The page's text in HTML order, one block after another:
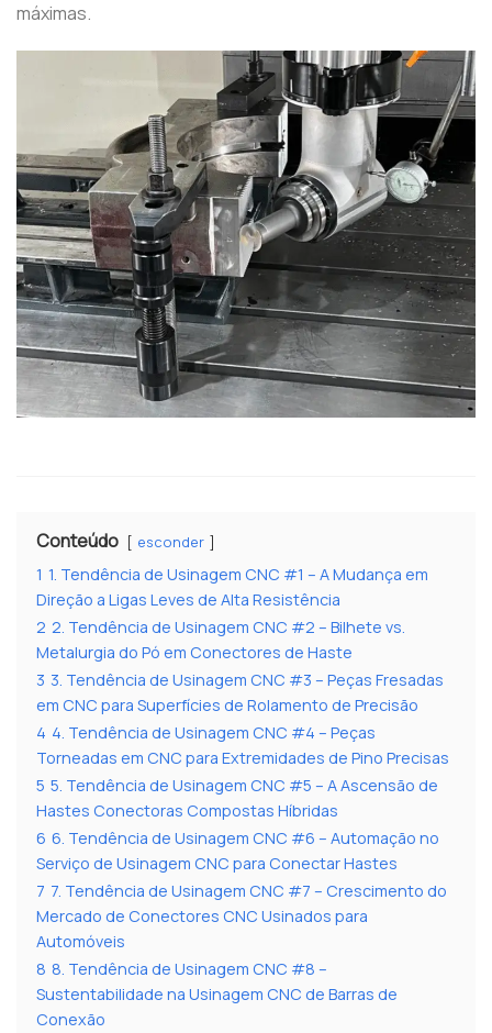
máximas.
Conteúdo esconder
1 1. Tendência de Usinagem CNC #1 – A Mudança em
Direção a Ligas Leves de Alta Resistência
2 2. Tendência de Usinagem CNC #2 – Bilhete vs.
Metalurgia do Pó em Conectores de Haste
3 3. Tendência de Usinagem CNC #3 – Peças Fresadas
em CNC para Superfícies de Rolamento de Precisão
4 4. Tendência de Usinagem CNC #4 – Peças
Torneadas em CNC para Extremidades de Pino Precisas
5 5. Tendência de Usinagem CNC #5 – A Ascensão de
Hastes Conectoras Compostas Híbridas
6 6. Tendência de Usinagem CNC #6 – Automação no
Serviço de Usinagem CNC para Conectar Hastes
7 7. Tendência de Usinagem CNC #7 – Crescimento do
Mercado de Conectores CNC Usinados para
Automóveis
8 8. Tendência de Usinagem CNC #8 –
Sustentabilidade na Usinagem CNC de Barras de
Conexão